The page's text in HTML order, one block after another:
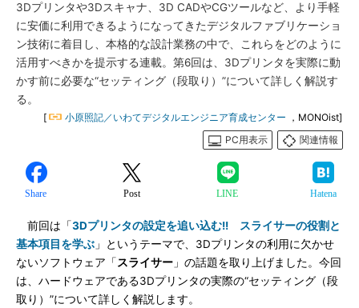
3Dプリンタや3Dスキャナ、3D CADやCGツールなど、より手軽
に安価に利用できるようになってきたデジタルファブリケーショ
ン技術に着目し、本格的な設計業務の中で、これらをどのように
活用すべきかを提示する連載。第6回は、3Dプリンタを実際に動
かす前に必要な“セッティング（段取り）”について詳しく解説す
る。
[ 小原照記／いわてデジタルエンジニア育成センター ，MONOist]
PC用表示
関連情報
Share Post LINE Hatena
前回は「3Dプリンタの設定を追い込む!! スライサーの役割と
基本項目を学ぶ 」というテーマで、3Dプリンタの利用に欠かせ
ないソフトウェア「 スライサー 」の話題を取り上げました。今回
は、ハードウェアである3Dプリンタの実際の“セッティング（段
取り）”について詳しく解説します。